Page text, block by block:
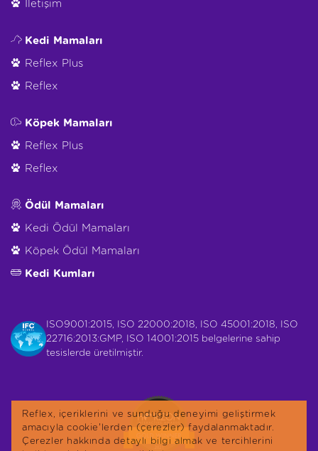
İletişim
Kedi Mamaları
Reflex Plus
Reflex
Köpek Mamaları
Reflex Plus
Reflex
Ödül Mamaları
Kedi Ödül Mamaları
Köpek Ödül Mamaları
Kedi Kumları
ISO9001:2015, ISO 22000:2018, ISO 45001:2018, ISO
22716:2013:GMP, ISO 14001:2015 belgelerine sahip
tesislerde üretilmiştir.
Reflex, içeriklerini ve sunduğu deneyimi geliştirmek
amacıyla cookie'lerden (çerezler) faydalanmaktadır.
Çerezler hakkında detaylı bilgi almak ve tercihlerini